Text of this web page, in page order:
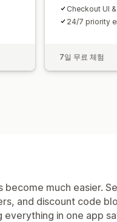
Checkout UI
24/7 priority
7일 무료 체험
become much easier.
and discount code
in one app